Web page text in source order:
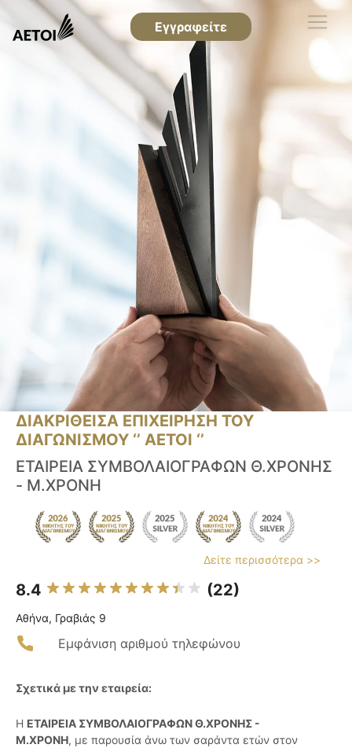
Εγγραφείτε
ΔΙΑΚΡΙΘΕΙΣΑ ΕΠΙΧΕΙΡΗΣΗ ΤΟΥ
ΔΙΑΓΩΝΙΣΜΟΥ ‘’ ΑΕΤΟΙ ‘’
ΕΤΑΙΡΕΙΑ ΣΥΜΒΟΛΑΙΟΓΡΑΦΩΝ Θ.ΧΡΟΝΗΣ
- Μ.ΧΡΟΝΗ
Δείτε περισσότερα >>
8.4 (22)
Αθήνα, Γραβιάς 9
Εμφάνιση αριθμού τηλεφώνου
Σχετικά με την εταιρεία:
Η ΕΤΑΙΡΕΙΑ ΣΥΜΒΟΛΑΙΟΓΡΑΦΩΝ Θ.ΧΡΟΝΗΣ -
Μ.ΧΡΟΝΗ, με παρουσία άνω των σαράντα ετών στον